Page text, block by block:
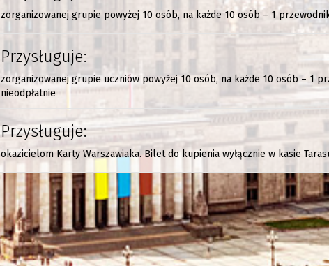
zorganizowanej grupie powyżej 10 osób, na każde 10 osób – 1
Przysługuje:
zorganizowanej grupie uczniów powyżej 10 osób, na każde 10 osób – 1
nieodpłatnie
Przysługuje:
okazicielom Karty Warszawiaka. Bilet do kupienia wyłącznie w kasie